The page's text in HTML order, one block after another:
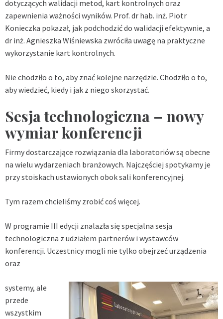
dotyczących walidacji metod, kart kontrolnych oraz
zapewnienia ważności wyników. Prof. dr hab. inż. Piotr
Konieczka pokazał, jak podchodzić do walidacji efektywnie, a
dr inż. Agnieszka Wiśniewska zwróciła uwagę na praktyczne
wykorzystanie kart kontrolnych.
Nie chodziło o to, aby znać kolejne narzędzie. Chodziło o to,
aby wiedzieć, kiedy i jak z niego skorzystać.
Sesja technologiczna – nowy
wymiar konferencji
Firmy dostarczające rozwiązania dla laboratoriów są obecne
na wielu wydarzeniach branżowych. Najczęściej spotykamy je
przy stoiskach ustawionych obok sali konferencyjnej.
Tym razem chcieliśmy zrobić coś więcej.
W programie III edycji znalazła się specjalna sesja
technologiczna z udziałem partnerów i wystawców
konferencji. Uczestnicy mogli nie tylko obejrzeć urządzenia
oraz
systemy, ale
przede
wszystkim